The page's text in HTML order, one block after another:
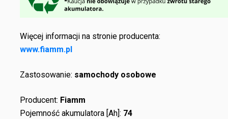
Więcej informacji na stronie producenta:
www.fiamm.pl
Zastosowanie: samochody osobowe
Producent: Fiamm
Pojemność akumulatora [Ah]: 74